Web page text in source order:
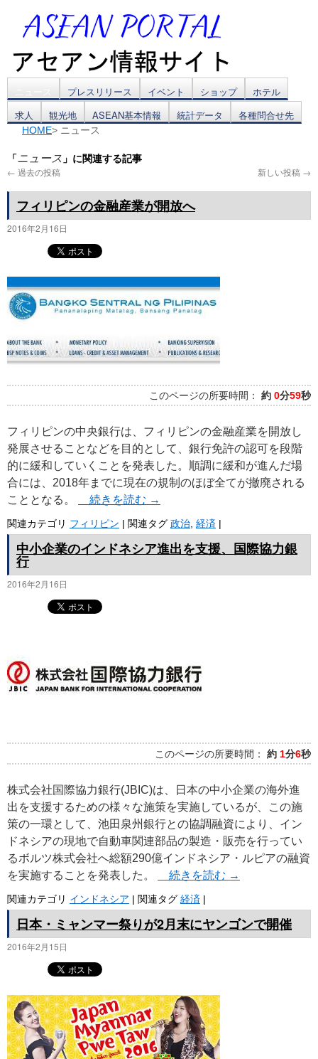
ン
ン
へ
キ
ッ
プレスリリース イベント ショップ
ホテル
求人
観光地 ASEAN基本情報 統計データ 各種問合せ先
HOME> ニュース
「ニュース 」に関連する記事
← 過去の投稿 新しい投稿 →
フィリピンの金融産業が開放へ
2016年2月16日
このページの所要時間： 約 0分59秒
フィリピンの中央銀行は、フィリピンの金融産業を開放し
発展させることなどを目的として、銀行免許の認可を段階
的に緩和していくことを発表した。順調に緩和が進んだ場
合には、2018年までに現在の規制のほぼ全てが撤廃される
こととなる。
続きを読む →
関連カテゴリ フィリピン | 関連タグ 政治, 経済 |
中小企業のインドネシア進出を支援、国際協力銀
行
2016年2月16日
このページの所要時間： 約 1分6秒
株式会社国際協力銀行(JBIC)は、日本の中小企業の海外進
出を支援するための様々な施策を実施しているが、この施
策の一環として、池田泉州銀行との協調融資により、イン
ドネシアの現地で自動車関連部品の製造・販売を行ってい
るボルツ株式会社へ総額290億インドネシア・ルピアの融資
を実施することを発表した。
続きを読む →
関連カテゴリ インドネシア | 関連タグ 経済 |
日本・ミャンマー祭りが2月末にヤンゴンで開催
2016年2月15日